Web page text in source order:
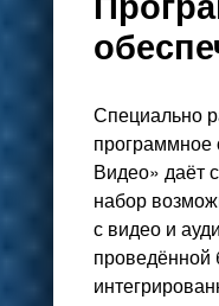
Специально
программное
Видео» даёт
набор
с видео и